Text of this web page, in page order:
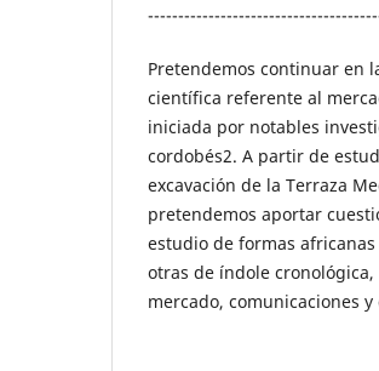
Pretendemos continuar en
científica referente al
iniciada por notables
cordobés2. A partir de
excavación de la Terraza
pretendemos aportar
estudio de formas
otras de índole
mercado, comunicaciones